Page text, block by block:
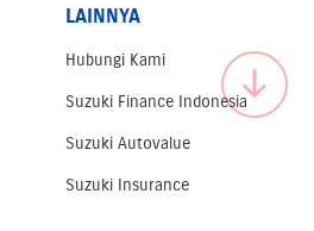
LAINNYA
Hubungi Kami
Suzuki Finance Indonesia
Suzuki Autovalue
Suzuki Insurance